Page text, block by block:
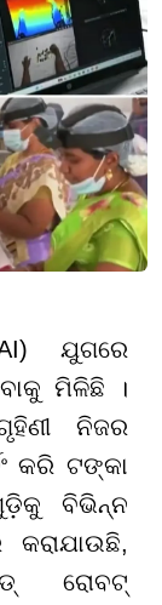
ଯୁଗରେ
ମିଳିଛି ।
ନିଜର
କରି ଟଙ୍କା
ବିଭିନ୍ନ
ରୋବଟ୍